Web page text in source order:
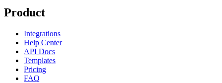
Product
Integrations
Help Center
API Docs
Templates
Pricing
FAQ